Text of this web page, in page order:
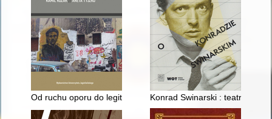
Od ruchu oporu do legitymizacji systemu? : ewolucja
Konrad Swinarski : teatr jako